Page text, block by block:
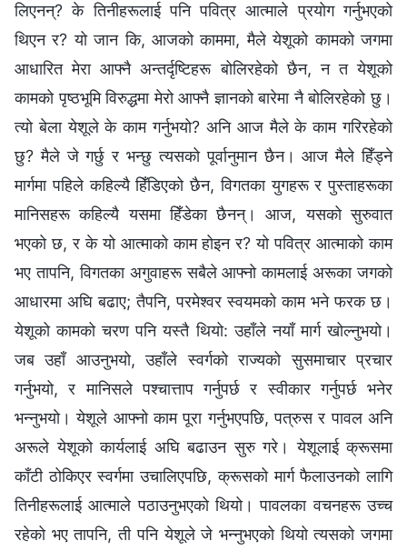
लिएनन्? के तिनीहरूलाई पनि पवित्र आत्‍माले प्रयोग गर्नुभएको
थिएन र? यो जान कि, आजको काममा, मैले येशूको कामको जगमा
आधारित मेरा आफ्‍नै अन्तर्दृष्टिहरू बोलिरहेको छैन, न त येशूको
कामको पृष्ठभूमि विरुद्धमा मेरो आफ्‍नै ज्ञानको बारेमा नै बोलिरहेको छु।
त्यो बेला येशूले के काम गर्नुभयो? अनि आज मैले के काम गरिरहेको
छु? मैले जे गर्छु र भन्छु त्यसको पूर्वानुमान छैन। आज मैले हिँड्ने
मार्गमा पहिले कहिल्यै हिँडिएको छैन, विगतका युगहरू र पुस्ताहरूका
मानिसहरू कहिल्यै यसमा हिँडेका छैनन्। आज, यसको सुरुवात
भएको छ, र के यो आत्माको काम होइन र? यो पवित्र आत्‍माको काम
भए तापनि, विगतका अगुवाहरू सबैले आफ्‍नो कामलाई अरूका जगको
आधारमा अघि बढाए; तैपनि, परमेश्‍वर स्वयमको काम भने फरक छ।
येशूको कामको चरण पनि यस्तै थियो: उहाँले नयाँ मार्ग खोल्‍नुभयो।
जब उहाँ आउनुभयो, उहाँले स्वर्गको राज्यको सुसमाचार प्रचार
गर्नुभयो, र मानिसले पश्‍चात्ताप गर्नुपर्छ र स्वीकार गर्नुपर्छ भनेर
भन्‍नुभयो। येशूले आफ्‍नो काम पूरा गर्नुभएपछि, पत्रुस र पावल अनि
अरूले येशूको कार्यलाई अघि बढाउन सुरु गरे। येशूलाई क्रूसमा
काँटी ठोकिएर स्वर्गमा उचालिएपछि, क्रूसको मार्ग फैलाउनको लागि
तिनीहरूलाई आत्माले पठाउनुभएको थियो। पावलका वचनहरू उच्‍च
रहेको भए तापनि, ती पनि येशूले जे भन्‍नुभएको थियो त्यसको जगमा